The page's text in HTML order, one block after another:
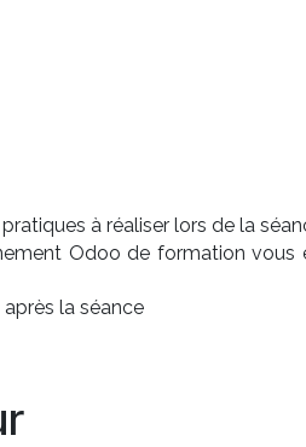
à réaliser lors de la
Odoo de formation vous
la séance